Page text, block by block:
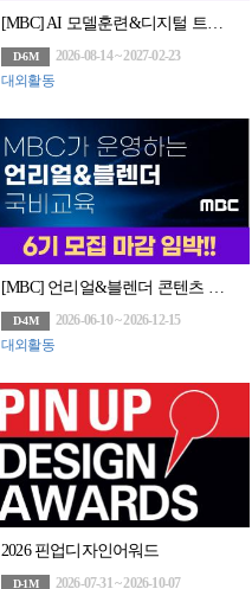
[MBC] AI 모델훈련&디지털 트윈 아카데미 모집(~8/14)
D-6M
2026-08-14 ~ 2027-02-23
대외활동
D-4M
2026-06-10 ~ 2026-12-15
대외활동
2026 핀업디자인어워드
D-1M
2026-07-31 ~ 2026-10-07